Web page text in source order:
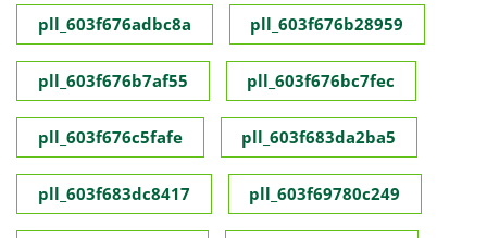
pll_603f676adbc8a pll_603f676b28959
pll_603f676b7af55 pll_603f676bc7fec
pll_603f676c5fafe pll_603f683da2ba5
pll_603f683dc8417 pll_603f69780c249